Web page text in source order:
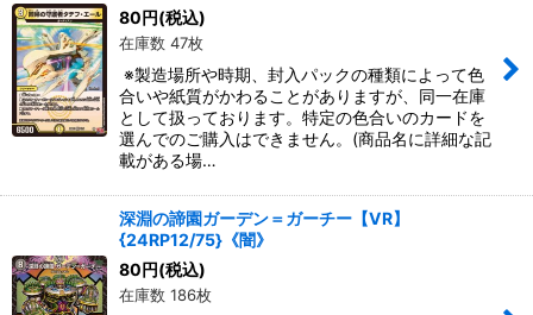
80 円(税込)
在庫数 47枚
※製造場所や時期、封入パックの種類によって色
合いや紙質がかわることがありますが、同一在庫
として扱っております。特定の色合いのカードを
選んでのご購入はできません。(商品名に詳細な記
載がある場…
深淵の諦園ガーデン＝ガーチー【VR】
{24RP12/75}《闇》
80 円(税込)
在庫数 186枚